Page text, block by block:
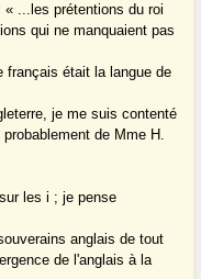
« ...les prétentions du roi
qui ne manquaient pas
français était la langue de
je me suis contenté
de Mme H.
les i ; je pense
anglais de tout
de l'anglais à la